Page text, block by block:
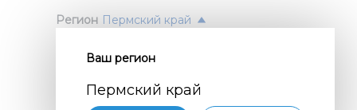
Регион Пермский край
Ваш регион
Пермский край